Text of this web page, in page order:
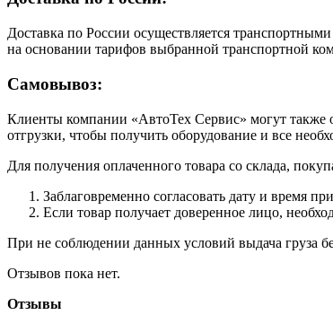
Доставка по России осуществляется
на основании тарифов выбранной транспортной
Самовывоз:
Клиенты компании «АвтоТех Сервис» могут также
отгрузки, чтобы получить оборудование и все
Для получения оплаченного товара со склада,
Заблаговременно согласовать дату и время
Если товар получает доверенное лицо,
При не соблюдении данных условий выдача груза
Отзывов пока нет.
Отзывы